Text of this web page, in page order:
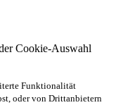
Cookie-Auswahl
Funktionalität
oder von Drittanbietern